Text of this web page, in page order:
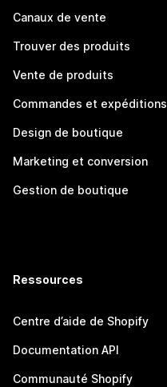
Canaux de vente
Trouver des produits
Vente de produits
Commandes et expéditions
Design de boutique
Marketing et conversion
Gestion de boutique
Ressources
Centre d’aide de Shopify
Documentation API
Communauté Shopify